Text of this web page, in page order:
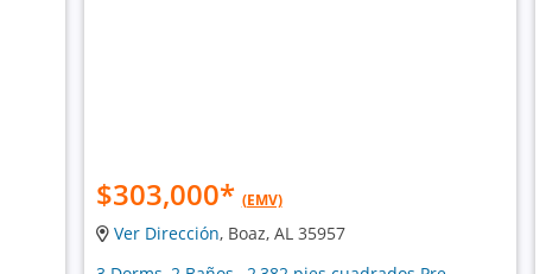
$303,000* (EMV)
Ver Dirección, Boaz, AL 35957